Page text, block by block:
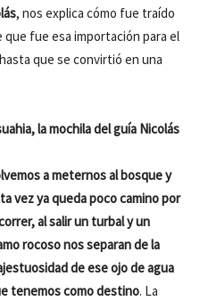
, nos explica cómo fue traído
que fue esa importación para el
que se convirtió en una
la mochila del guía Nicolás
a meternos al bosque y
vez ya queda poco camino por
al salir un turbal y un
rocoso nos separan de la
de ese ojo de agua
tenemos como destino. La